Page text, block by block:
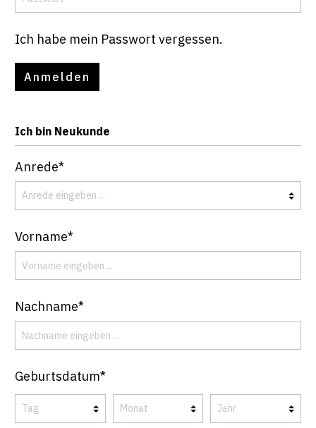
Ich habe mein Passwort vergessen.
Anmelden
Ich bin Neukunde
Anrede*
Vorname*
Nachname*
Geburtsdatum*